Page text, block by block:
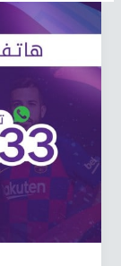
هاتف
بين
سبورت
السعودية